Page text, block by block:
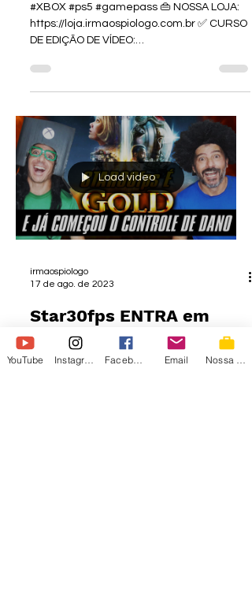
#XBOX #ps5 #gamepass 👜 NOSSA LOJA:
https://loja.irmaospiologo.com.br ✅ CURSO
DE EDIÇÃO DE VÍDEO:
Load video
irmaospiologo
17 de ago. de 2023
Star30fps ENTRA em
ESTADO GOLD mas o
Controle de Danos
YouTube Email